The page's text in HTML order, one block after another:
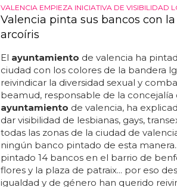
VALENCIA EMPIEZA INICIATIVA DE VISIBILIDAD
Valencia pinta sus bancos con la
arcoíris
El ayuntamiento de valencia ha
ciudad con los colores de la bandera
reivindicar la diversidad sexual y
beamud, responsable de la concejalía
ayuntamiento de valencia, ha
dar visibilidad de lesbianas, gays,
todas las zonas de la ciudad de
ningún banco pintado de esta
pintado 14 bancos en el barrio de
flores y la plaza de patraix... por eso
igualdad y de género han querido